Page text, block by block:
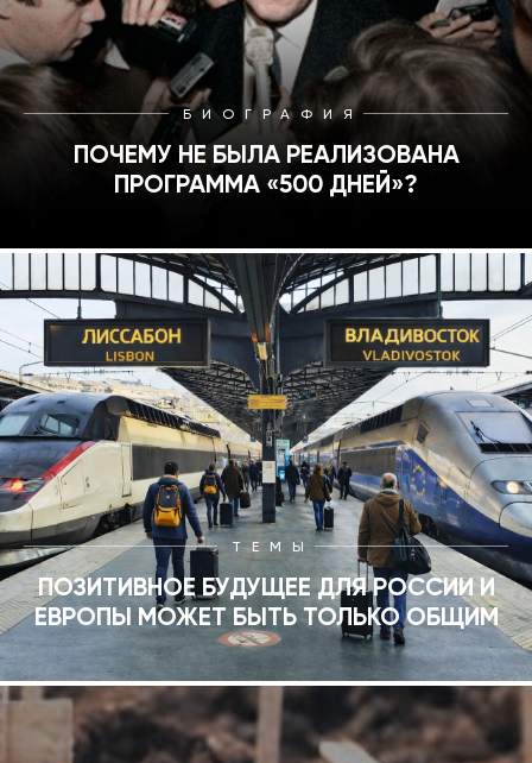
БИОГРАФИЯ
ПОЧЕМУ НЕ БЫЛА РЕАЛИЗОВАНА
ПРОГРАММА «500 ДНЕЙ»?
ТЕМЫ
ПОЗИТИВНОЕ БУДУЩЕЕ ДЛЯ РОССИИ И
ЕВРОПЫ МОЖЕТ БЫТЬ ТОЛЬКО ОБЩИМ